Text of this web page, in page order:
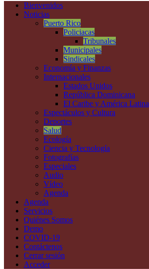
Bienvenidos
Noticias
Puerto Rico
Policiacas
Tribunales
Municipales
Sindicales
Economía y Finanzas
Internacionales
Estados Unidos
República Dominicana
El Caribe y América Latina
Espectáculos y Cultura
Deportes
Salud
Ecología
Ciencia y Tecnología
Fotografías
Especiales
Audio
Vídeo
Agenda
Agenda
Servicios
Quiénes Somos
Demo
COVID-19
Contáctenos
Cerrar sesión
Acceder